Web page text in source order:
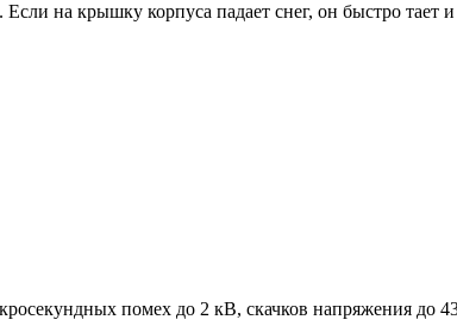
на крышку корпуса падает снег, он быстро тает и
помех до 2 кВ, скачков напряжения до